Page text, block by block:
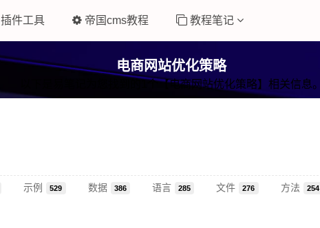
插件工具 帝国cms教程 教程笔记
电商网站优化策略
以下是易笔记为您找到的1个【电商网站优化策略】相关信息。
示例 529 数据 386 语言 285 文件 276 方法 254